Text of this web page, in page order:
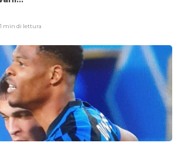
1 min di lettura